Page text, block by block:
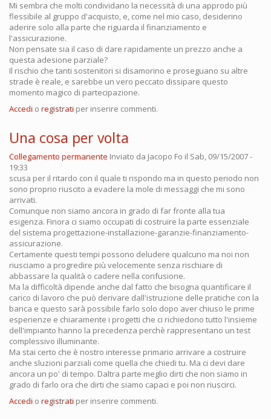
Mi sembra che molti condividano la necessità di una approdo più
flessibile al gruppo d'acquisto, e, come nel mio caso, desiderino
aderire solo alla parte che riguarda il finanziamento e
l'assicurazione.
Non pensate sia il caso di dare rapidamente un prezzo anche a
questa adesione parziale?
Il rischio che tanti sostenitori si disamorino e proseguano su altre
strade è reale, e sarebbe un vero peccato dissipare questo
momento magico di partecipazione.
Accedi o registrati per inserire commenti.
Una cosa per volta
Collegamento permanente Inviato da Jacopo Fo il Sab, 09/15/2007 -
19:33
scusa per il ritardo con il quale ti rispondo ma in questo periodo non
sono proprio riuscito a evadere la mole di messaggi che mi sono
arrivati.
Comunque non siamo ancora in grado di far fronte alla tua
esigenza. Finora ci siamo occupati di costruire la parte essenziale
del sistema progettazione-installazione-garanzie-finanziamento-
assicurazione.
Certamente questi tempi possono deludere qualcuno ma noi non
riusciamo a progredire più velocemente senza rischiare di
abbassare la qualità o cadere nella confusione.
Ma la difficoltà dipende anche dal fatto che bisogna quantificare il
carico di lavoro che può derivare dall'istruzione delle pratiche con la
banca e questo sarà possibile farlo solo dopo aver chiuso le prime
esperienze e chiaramente i progetti che ci richiedono tutto l'insieme
dell'impianto hanno la precedenza perchè rappresentano un test
complessivo illuminante.
Ma stai certo che è nostro interesse primario arrivare a costruire
anche sluzioni parziali come quella che chiedi tu. Ma ci devi dare
ancora un po' di tempo. Daltra parte meglio dirti che non siamo in
grado di farlo ora che dirti che siamo capaci e poi non riuscirci.
Accedi o registrati per inserire commenti.